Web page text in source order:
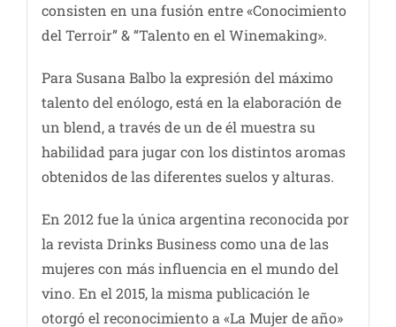
consisten en una fusión entre «Conocimiento
del Terroir” & “Talento en el Winemaking».
Para Susana Balbo la expresión del máximo
talento del enólogo, está en la elaboración de
un blend, a través de un de él muestra su
habilidad para jugar con los distintos aromas
obtenidos de las diferentes suelos y alturas.
En 2012 fue la única argentina reconocida por
la revista Drinks Business como una de las
mujeres con más influencia en el mundo del
vino. En el 2015, la misma publicación le
otorgó el reconocimiento a «La Mujer de año»